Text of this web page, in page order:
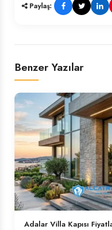
Paylaş:
Benzer Yazılar
Adalar Villa Kapısı